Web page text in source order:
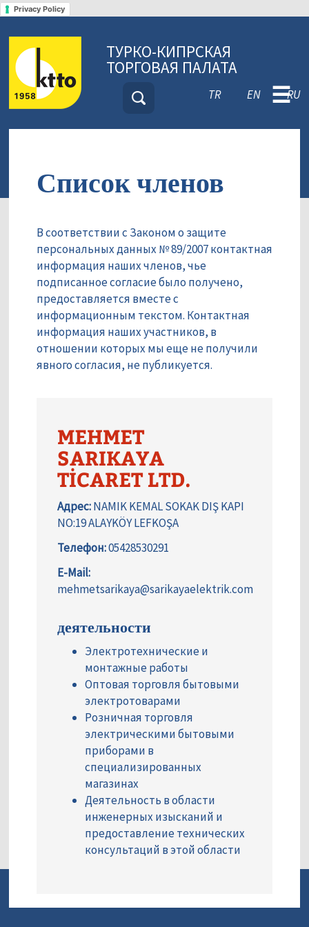
Privacy Policy
ТУРКО-КИПРСКАЯ
ТОРГОВАЯ ПАЛАТА
TR EN RU
☰
Список членов
В соответствии с Законом о защите
персональных данных № 89/2007 контактная
информация наших членов, чье
подписанное согласие было получено,
предоставляется вместе с
информационным текстом. Контактная
информация наших участников, в
отношении которых мы еще не получили
явного согласия, не публикуется.
MEHMET
SARIKAYA
TİCARET LTD.
Адрес:NAMIK KEMAL SOKAK DIŞ KAPI
NO:19 ALAYKÖY LEFKOŞA
Телефон:05428530291
E-Mail:
mehmetsarikaya@sarikayaelektrik.com
деятельности
Электротехнические и
монтажные работы
Оптовая торговля бытовыми
электротоварами
Розничная торговля
электрическими бытовыми
приборами в
специализированных
магазинах
Деятельность в области
инженерных изысканий и
предоставление технических
консультаций в этой области